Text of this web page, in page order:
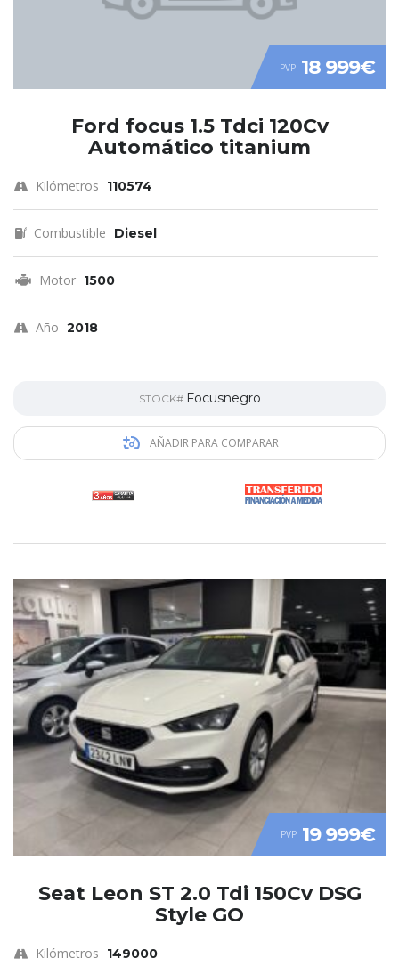
PVP 18 999€
Ford focus 1.5 Tdci 120Cv
Automático titanium
Kilómetros 110574
Combustible Diesel
Motor 1500
Año 2018
STOCK# Focusnegro
AÑADIR PARA COMPARAR
PVP 19 999€
Seat Leon ST 2.0 Tdi 150Cv DSG
Style GO
Kilómetros 149000